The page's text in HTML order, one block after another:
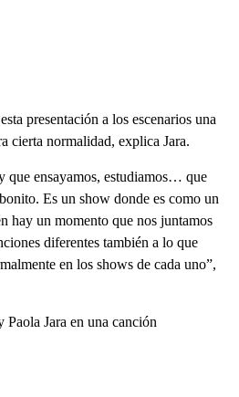
presentación a los escenarios una
cierta normalidad, explica Jara.
que ensayamos, estudiamos… que
Es un show donde es como un
hay un momento que nos juntamos
diferentes también a lo que
en los shows de cada uno”,
Jara en una canción